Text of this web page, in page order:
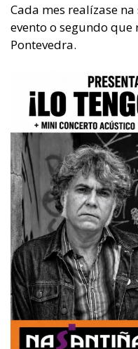
Cada mes realízase na
evento o segundo que
Pontevedra.